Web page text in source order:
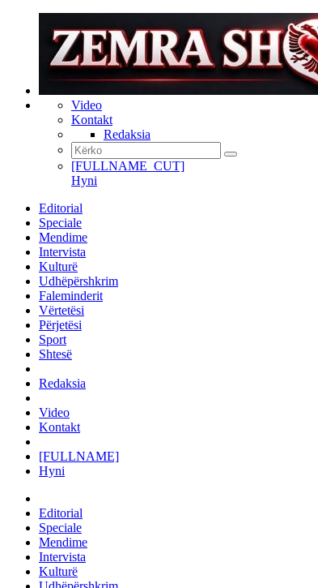
Video
Kontakt
Redaksia
[FULLNAME_CUT]
Hyni
Editorial
Speciale
Mendime
Intervista
Kulturë
Udhëpërshkrim
Faleminderit
Vërtetësi
Përjetësi
Sport
Shtesë
Redaksia
Video
Kontakt
[FULLNAME]
Hyni
Editorial
Speciale
Mendime
Intervista
Kulturë